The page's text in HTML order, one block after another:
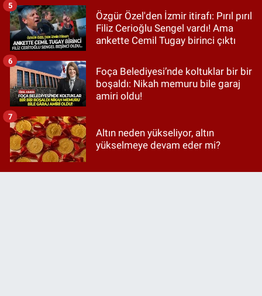
Özgür Özel'den İzmir itirafı: Pırıl pırıl
Filiz Cerioğlu Sengel vardı! Ama
ankette Cemil Tugay birinci çıktı
5
Foça Belediyesi’nde koltuklar bir bir
boşaldı: Nikah memuru bile garaj
amiri oldu!
6
Altın neden yükseliyor, altın
yükselmeye devam eder mi?
7